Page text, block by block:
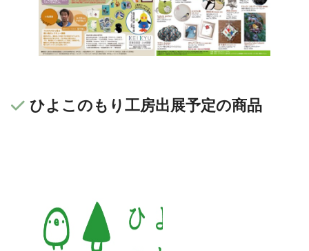
ひよこのもり工房出展予定の商品